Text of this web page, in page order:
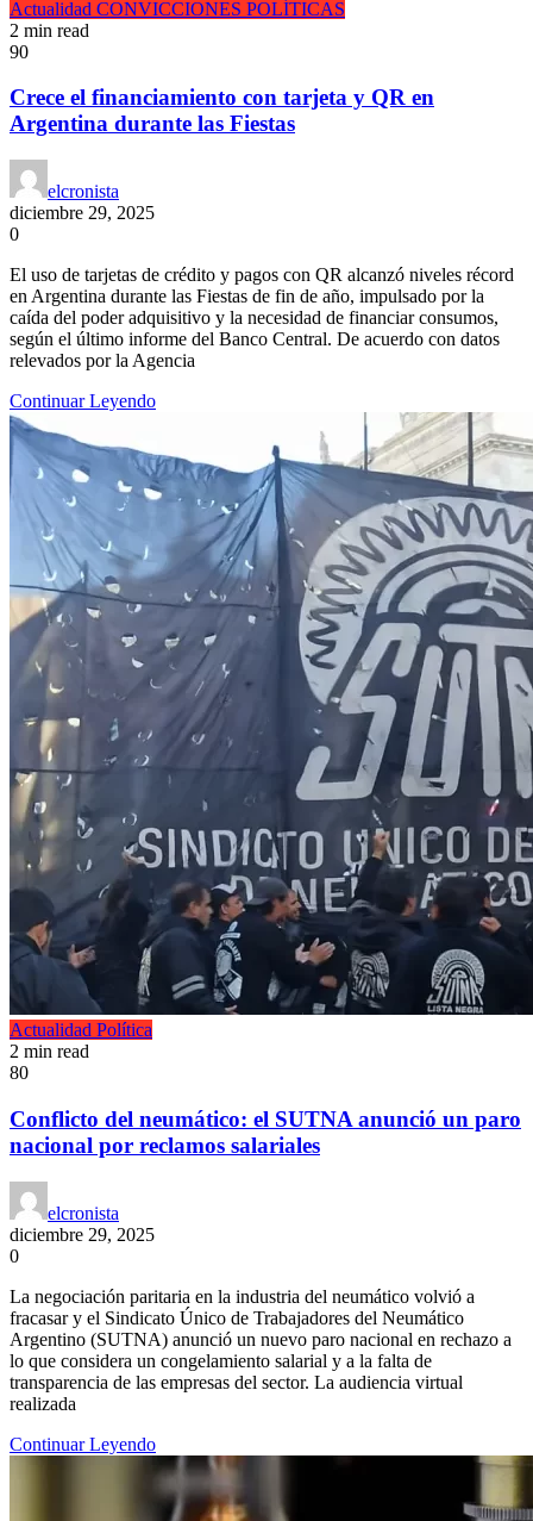
Actualidad CONVICCIONES POLÍTICAS
2 min read
90
Crece el financiamiento con tarjeta y QR en
Argentina durante las Fiestas
elcronista
diciembre 29, 2025
0
El uso de tarjetas de crédito y pagos con QR alcanzó niveles récord
en Argentina durante las Fiestas de fin de año, impulsado por la
caída del poder adquisitivo y la necesidad de financiar consumos,
según el último informe del Banco Central. De acuerdo con datos
relevados por la Agencia
Continuar Leyendo
Actualidad Política
2 min read
80
Conflicto del neumático: el SUTNA anunció un paro
nacional por reclamos salariales
elcronista
diciembre 29, 2025
0
La negociación paritaria en la industria del neumático volvió a
fracasar y el Sindicato Único de Trabajadores del Neumático
Argentino (SUTNA) anunció un nuevo paro nacional en rechazo a
lo que considera un congelamiento salarial y a la falta de
transparencia de las empresas del sector. La audiencia virtual
realizada
Continuar Leyendo